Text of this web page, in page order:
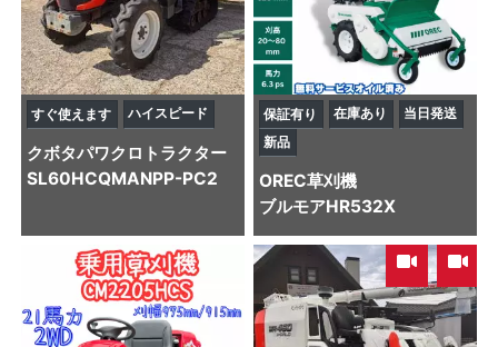
すぐ使えます ハイスピード
クボタパワクロトラクター
SL60HCQMANPP-PC2
保証有り 在庫あり
当日発送
新品
OREC草刈機
ブルモアHR532X
,